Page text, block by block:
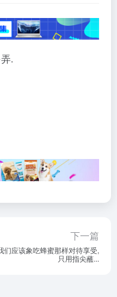
.
下一篇
们应该象吃蜂蜜那样对待享受,
只用指尖蘸...